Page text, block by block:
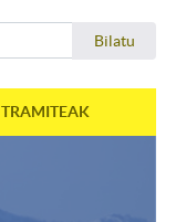
Bilatu
TRAMITEAK